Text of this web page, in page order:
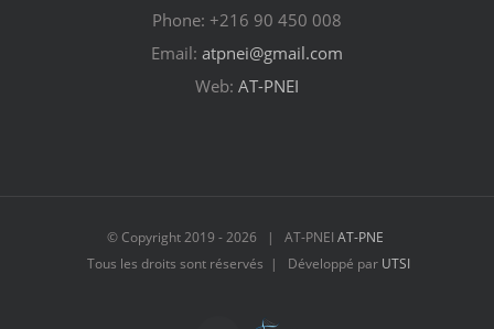
Phone: +216 90 450 008
Email: atpnei@gmail.com
Web: AT-PNEI
© Copyright 2019 -2026 | AT-PNEI AT-PNE
Tous les droits sont réservés | Développé par UTSI
Laboratoire